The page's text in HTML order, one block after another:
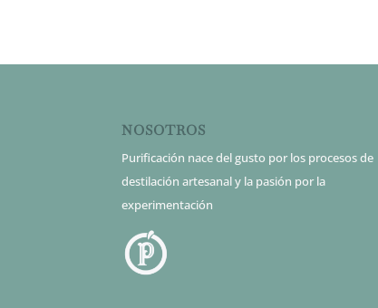
NOSOTROS
Purificación nace del gusto por los procesos de
destilación artesanal y la pasión por la
experimentación